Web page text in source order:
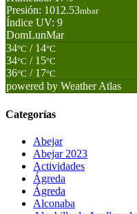
Presión: 1012.53mbar
Índice UV: 9
DomLunMar
34°C / 14°C
34°C / 15°C
36°C / 17°C
powered by Weather Atlas
Categorías
Abejar
Abejar 2023
Actividades
Ágreda
Ágreda
Alconaba